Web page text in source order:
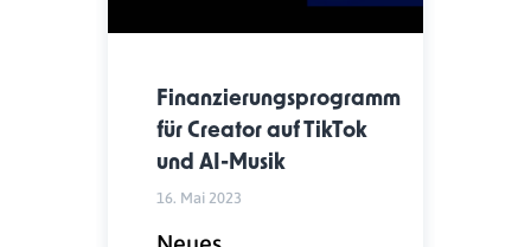
Finanzierungsprogramm
für Creator auf TikTok
und AI-Musik
16. Mai 2023